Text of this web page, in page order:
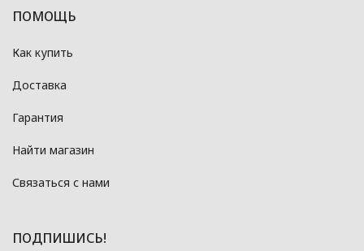
ПОМОЩЬ
Как купить
Доставка
Гарантия
Найти магазин
Связаться с нами
ПОДПИШИСЬ!